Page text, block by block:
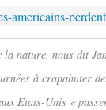
americains-
nature, nous dit
à crapahuter
Etats-Unis «